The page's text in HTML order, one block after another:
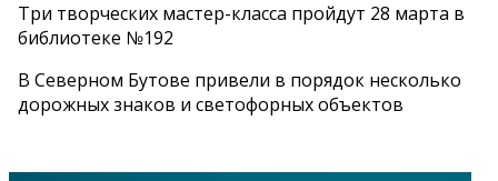
Три творческих мастер-класса пройдут 28 марта в
библиотеке №192
В Северном Бутове привели в порядок несколько
дорожных знаков и светофорных объектов